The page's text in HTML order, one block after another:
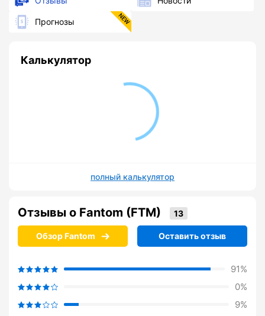
Прогнозы
Калькулятор
полный калькулятор
Отзывы о Fantom (FTM)
Обзор Fantom Оставить отзыв
91%
0%
9%